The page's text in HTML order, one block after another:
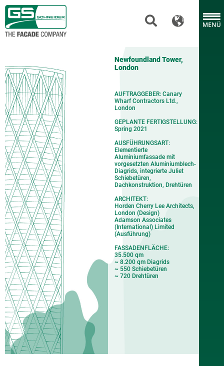
Newfoundland Tower,
London
AUFTRAGGEBER: Canary
Wharf Contractors Ltd.,
London
GEPLANTE FERTIGSTELLUNG:
Spring 2021
AUSFÜHRUNGSART:
Elementierte
Aluminiumfassade mit
vorgesetzten Aluminiumblech-
Diagrids, integrierte Juliet
Schiebetüren,
Dachkonstruktion, Drehtüren
ARCHITEKT:
Horden Cherry Lee Architects,
London (Design)
Adamson Associates
(International) Limited
(Ausführung)
FASSADENFLÄCHE:
35.500 qm
~ 8.200 qm Diagrids
~ 550 Schiebetüren
~ 720 Drehtüren